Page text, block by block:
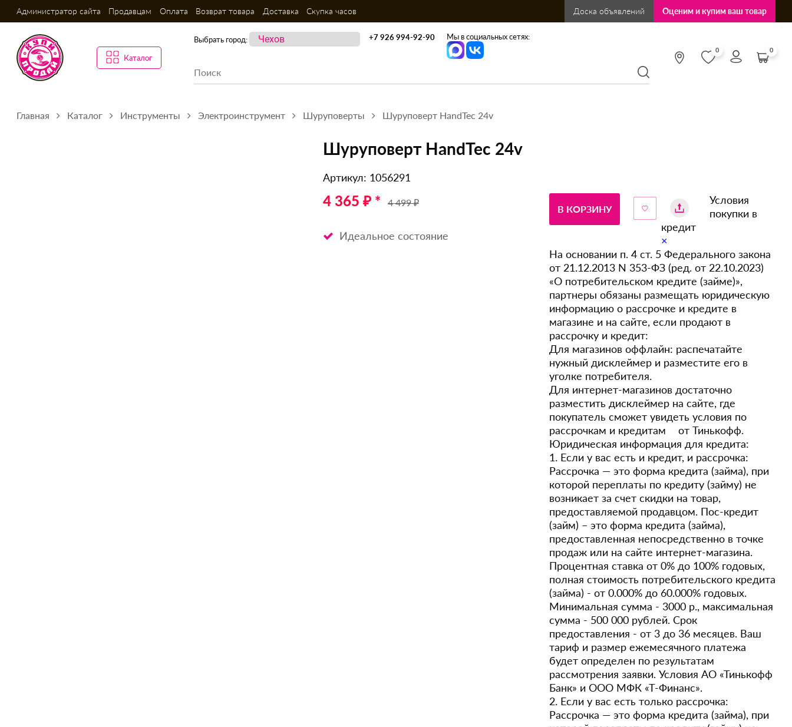
Администратор сайта Продавцам Оплата Возврат товара Доставка Скупка часов Доска объявлений Оценим и купим ваш товар
Каталог
Выбрать город: +7 926 994-92-90 Мы в социальных сетях:
0 0
Главная Каталог Инструменты Электроинструмент Шуруповерты Шуруповерт HandTec 24v
Шуруповерт HandTec 24v
Артикул: 1056291
4 365 ₽ * 4 499 ₽
Идеальное состояние
В КОРЗИНУ
Условия
покупки в
кредит
×
На основании п. 4 ст. 5 Федерального закона
от 21.12.2013 N 353-ФЗ (ред. от 22.10.2023)
«О потребительском кредите (займе)»,
партнеры обязаны размещать юридическую
информацию о рассрочке и кредите в
магазине и на сайте, если продают в
рассрочку и кредит:
Для магазинов оффлайн: распечатайте
нужный дисклеймер и разместите его в
уголке потребителя.
Для интернет-магазинов достаточно
разместить дисклеймер на сайте, где
покупатель сможет увидеть условия по
рассрочкам и кредитам от Тинькофф.
Юридическая информация для кредита:
1. Если у вас есть и кредит, и рассрочка:
Рассрочка — это форма кредита (займа), при
которой переплаты по кредиту (займу) не
возникает за счет скидки на товар,
предоставляемой продавцом. Пос-кредит
(займ) – это форма кредита (займа),
предоставленная непосредственно в точке
продаж или на сайте интернет-магазина.
Процентная ставка от 0% до 100% годовых,
полная стоимость потребительского кредита
(займа) - от 0.000% до 60.000% годовых.
Минимальная сумма - 3000 р., максимальная
сумма - 500 000 рублей. Срок
предоставления - от 3 до 36 месяцев. Ваш
тариф и размер ежемесячного платежа
будет определен по результатам
рассмотрения заявки. Условия АО «Тинькофф
Банк» и ООО МФК «Т-Финанс».
2. Если у вас есть только рассрочка:
Рассрочка — это форма кредита (займа), при